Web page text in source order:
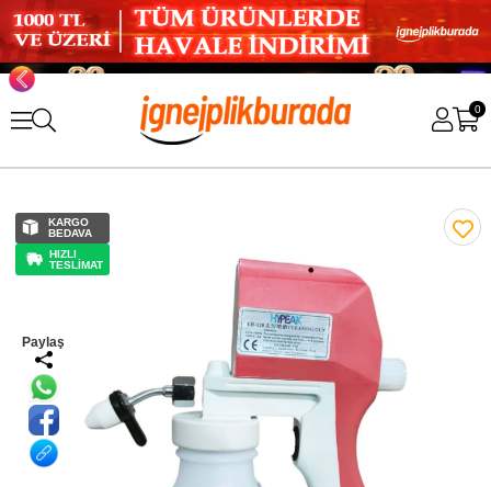
0
KARGO
BEDAVA
HIZLI
TESLİMAT
Paylaş